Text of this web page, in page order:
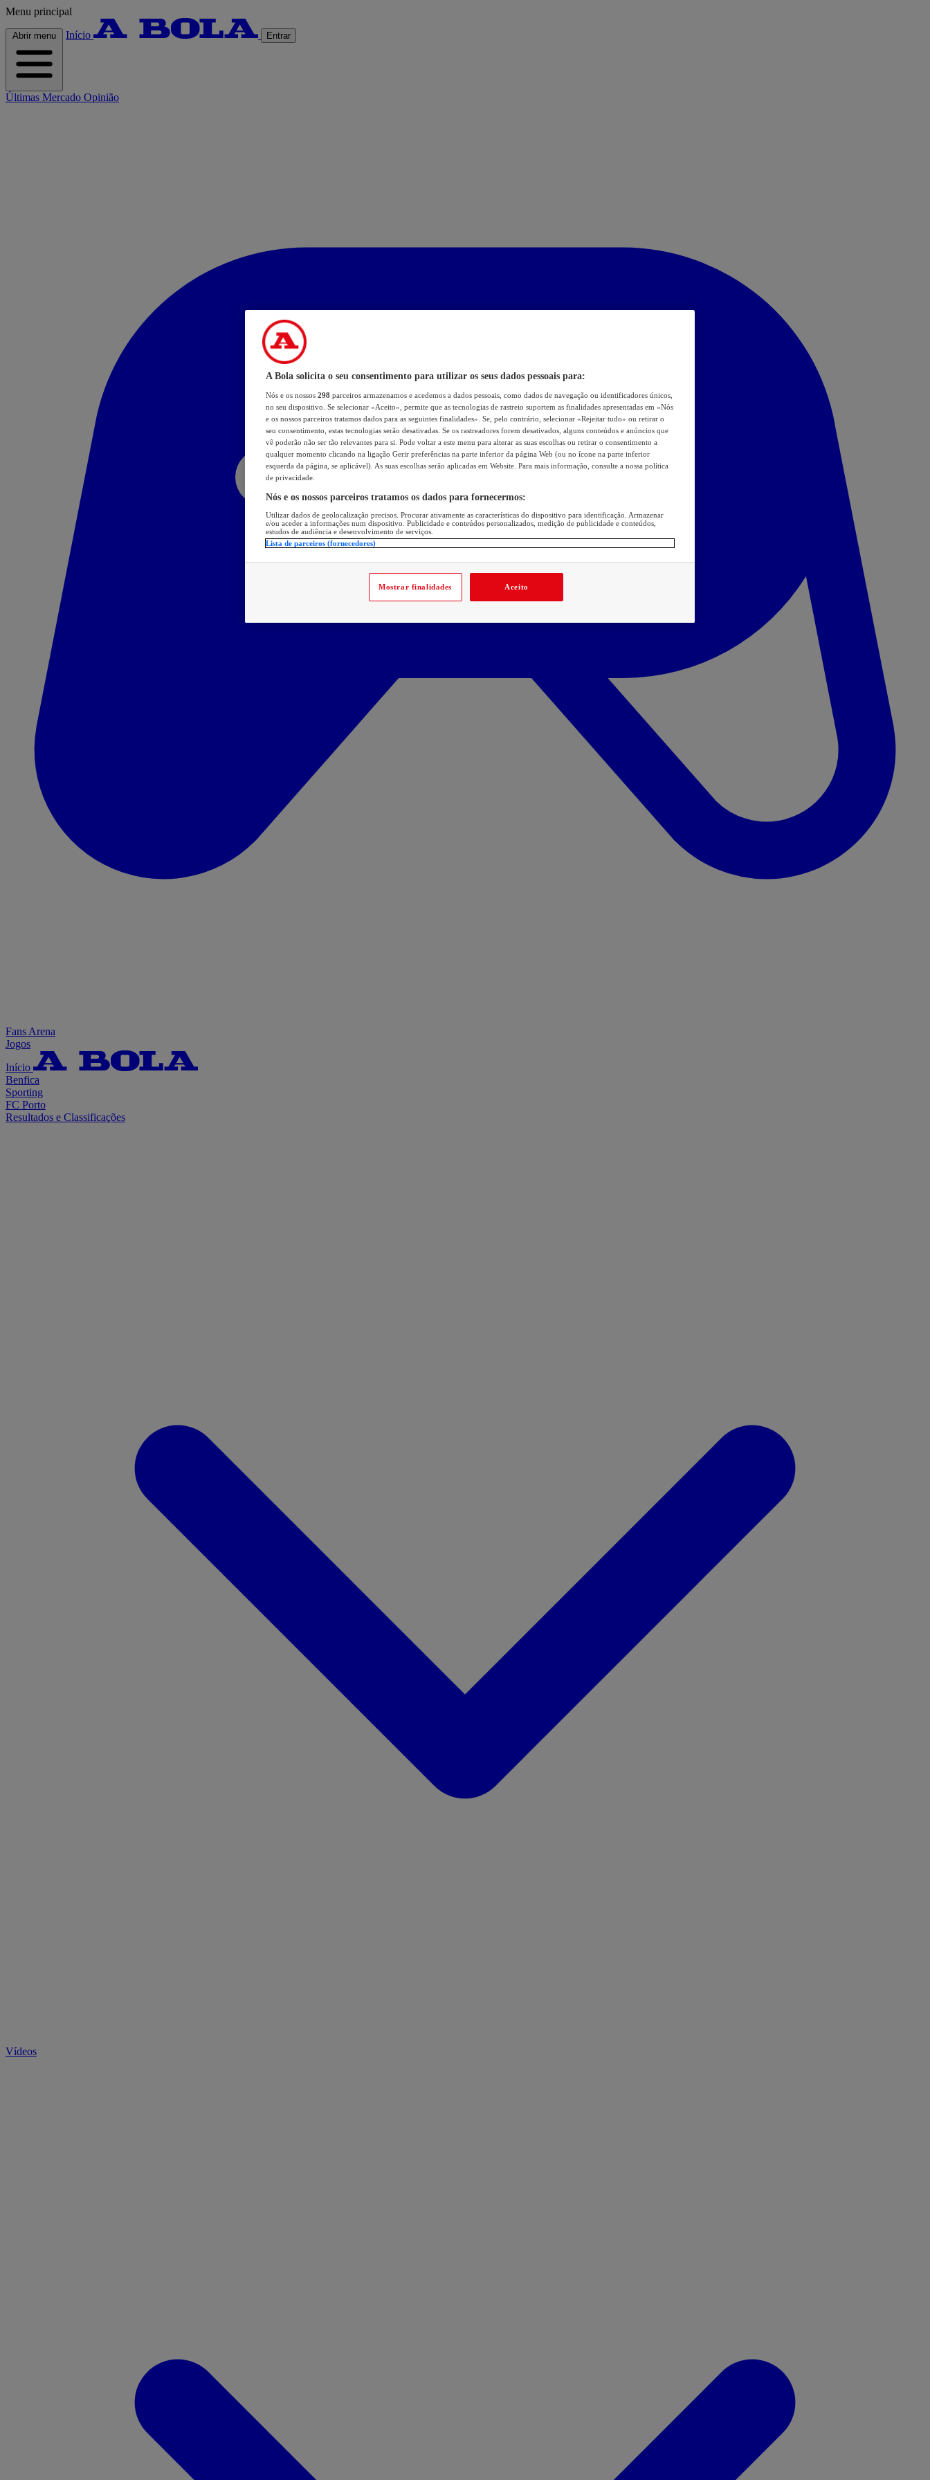
Menu principal
Abrir menu Início Entrar
Últimas Mercado Opinião
Fans Arena
Jogos
Início
Benfica
Sporting
FC Porto
Resultados e Classificações
Vídeos
A Bola solicita o seu consentimento para utilizar os seus dados pessoais para:
Nós e os nossos 298 parceiros armazenamos e acedemos a dados pessoais, como dados de navegação ou identificadores únicos,
no seu dispositivo. Se selecionar «Aceito», permite que as tecnologias de rastreio suportem as finalidades apresentadas em «Nós
e os nossos parceiros tratamos dados para as seguintes finalidades». Se, pelo contrário, selecionar «Rejeitar tudo» ou retirar o
seu consentimento, estas tecnologias serão desativadas. Se os rastreadores forem desativados, alguns conteúdos e anúncios que
vê poderão não ser tão relevantes para si. Pode voltar a este menu para alterar as suas escolhas ou retirar o consentimento a
qualquer momento clicando na ligação Gerir preferências na parte inferior da página Web (ou no ícone na parte inferior
esquerda da página, se aplicável). As suas escolhas serão aplicadas em Website. Para mais informação, consulte a nossa política
de privacidade.
Nós e os nossos parceiros tratamos os dados para fornecermos:
Utilizar dados de geolocalização precisos. Procurar ativamente as características do dispositivo para identificação. Armazenar
e/ou aceder a informações num dispositivo. Publicidade e conteúdos personalizados, medição de publicidade e conteúdos,
estudos de audiência e desenvolvimento de serviços.
Lista de parceiros (fornecedores)
Mostrar finalidades Aceito